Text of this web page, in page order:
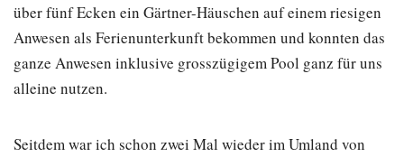
über fünf Ecken ein Gärtner-Häuschen auf einem riesigen
Anwesen als Ferienunterkunft bekommen und konnten das
ganze Anwesen inklusive grosszügigem Pool ganz für uns
alleine nutzen.
Seitdem war ich schon zwei Mal wieder im Umland von